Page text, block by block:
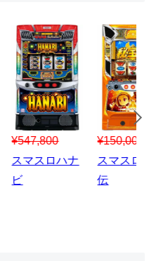
ロ秘宝
¥1,867,800
Lパチスロ 炎
炎ノ消防隊2